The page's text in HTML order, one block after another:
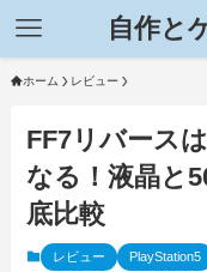
自作と
ホーム レビュー
FF7リバース
なる！液晶と
底比較
レビュー PlayStation5